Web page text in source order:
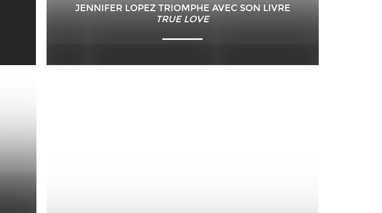
JENNIFER LOPEZ TRIOMPHE AVEC SON LIVRE
TRUE LOVE